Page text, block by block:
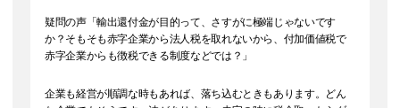
疑問の声「輸出還付金が目的って、さすがに極端じゃないです
か？そもそも赤字企業から法人税を取れないから、付加価値税で
赤字企業からも徴税できる制度などでは？」
企業も経営が順調な時もあれば、落ち込むときもあります。どん